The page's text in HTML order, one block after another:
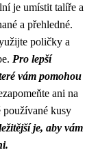
je umístit talíře a
a přehledné.
poličky a
Pro lepší
vám pomohou
ani na
používané kusy
je, aby vám